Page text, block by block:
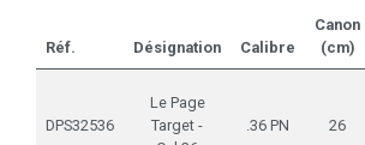
Réf. Désignation Calibre
Canon
(cm)
DPS32536
Le Page
Target -
.36 PN 26